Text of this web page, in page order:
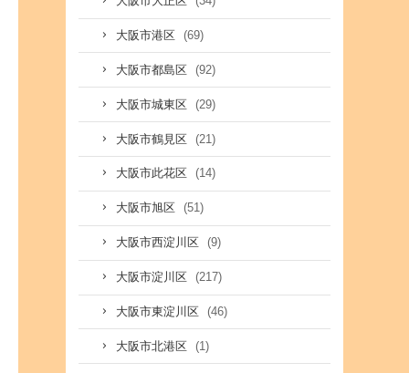
大阪市港区 (69)
大阪市都島区 (92)
大阪市城東区 (29)
大阪市鶴見区 (21)
大阪市此花区 (14)
大阪市旭区 (51)
大阪市西淀川区 (9)
大阪市淀川区 (217)
大阪市東淀川区 (46)
大阪市北港区 (1)